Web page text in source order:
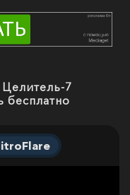
7
бесплатно